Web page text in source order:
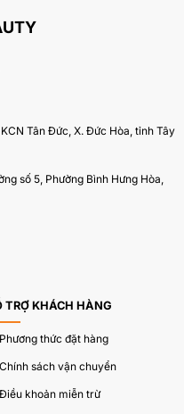
dịch vụ thiết kế bao bì
Tân Đức, X. Đức Hòa, tỉnh Tây
số 5, Phường Bình Hưng Hòa,
TRỢ KHÁCH HÀNG
Phương thức đặt hàng
Chính sách vận chuyển
Điều khoản miễn trừ